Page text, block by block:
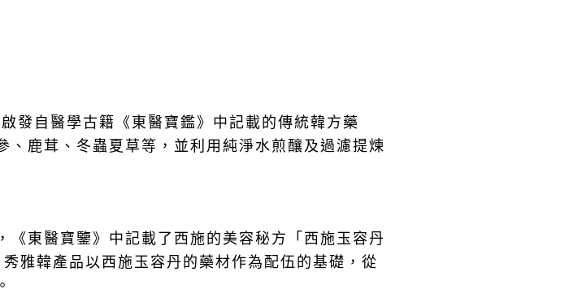
發自醫學古籍《東醫寶鑑》中記載的傳統韓方藥
、鹿茸、冬蟲夏草等，並利用純淨水煎釀及過濾提煉
《東醫寶鑒》中記載了西施的美容秘方「西施玉容丹
雅韓產品以西施玉容丹的藥材作為配伍的基礎，從